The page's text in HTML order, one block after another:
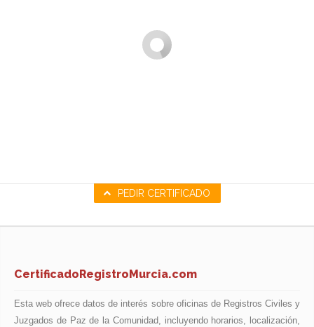
PEDIR CERTIFICADO
CertificadoRegistroMurcia.com
Esta web ofrece datos de interés sobre oficinas de Registros Civiles y
Juzgados de Paz de la Comunidad, incluyendo horarios, localización,